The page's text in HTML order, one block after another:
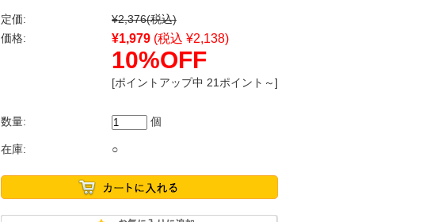
定価: ¥2,376(税込)
価格:
¥1,979 (税込 ¥2,138)
10%OFF
[ポイントアップ中 21ポイント～]
数量: 個
在庫: ○